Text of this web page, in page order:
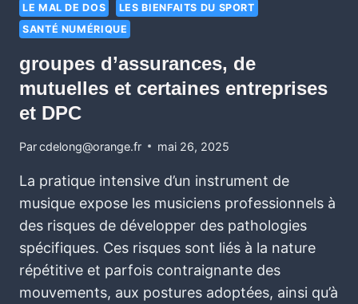
LE MAL DE DOS
LES BIENFAITS DU SPORT
SANTÉ NUMÉRIQUE
groupes d’assurances, de
mutuelles et certaines entreprises
et DPC
Parcdelong@orange.fr mai 26, 2025
La pratique intensive d’un instrument de
musique expose les musiciens professionnels à
des risques de développer des pathologies
spécifiques. Ces risques sont liés à la nature
répétitive et parfois contraignante des
mouvements, aux postures adoptées, ainsi qu’à